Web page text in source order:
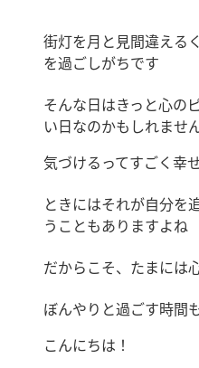
街灯を月と見間違える
を過ごしがちです
そんな日はきっと心の
い日なのかもしれませ
気づけるってすごく幸
ときにはそれが自分を
うこともありますよね
だからこそ、たまには
ぼんやりと過ごす時間
こんにちは！